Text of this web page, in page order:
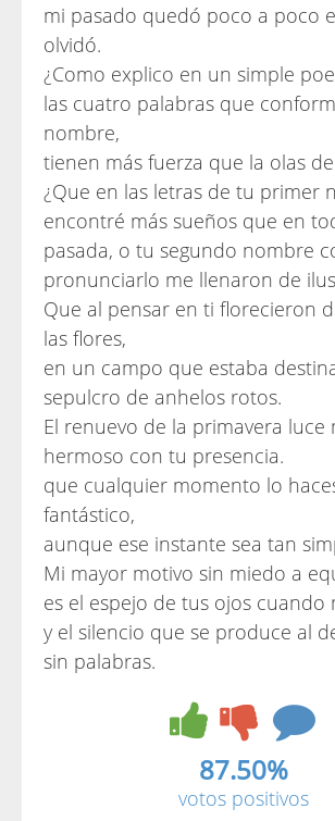
mi pasado quedó poco a poco
olvidó.
¿Como explico en un simple
las cuatro palabras que
nombre,
tienen más fuerza que la olas
¿Que en las letras de tu primer
encontré más sueños que en
pasada, o tu segundo nombre
pronunciarlo me llenaron de
Que al pensar en ti florecieron
las flores,
en un campo que estaba
sepulcro de anhelos rotos.
El renuevo de la primavera luce
hermoso con tu presencia.
que cualquier momento lo
fantástico,
aunque ese instante sea tan
Mi mayor motivo sin miedo a
es el espejo de tus ojos cuando
y el silencio que se produce al
sin palabras.
87.50%
votos positivos